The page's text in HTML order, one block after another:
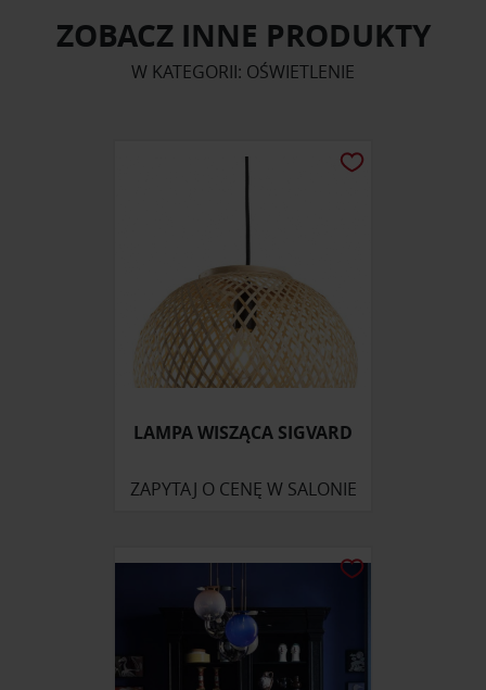
ZOBACZ INNE PRODUKTY
W KATEGORII: OŚWIETLENIE
LAMPA WISZĄCA SIGVARD
ZAPYTAJ O CENĘ W SALONIE